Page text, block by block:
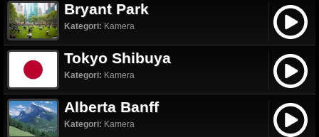
Bryant Park
Kategori: Kamera
Tokyo Shibuya
Kategori: Kamera
Alberta Banff
Kategori: Kamera